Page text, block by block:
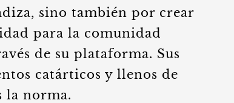
sino también por crear
para la comunidad
de su plataforma. Sus
catárticos y llenos de
la norma.